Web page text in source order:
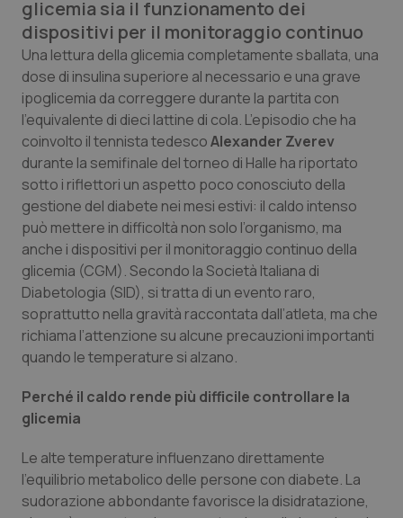
QS Pro
Professionisti Sanitari.AI
Abruzzo
Basilicata
Calabria
Campania
Emilia-Romagna
Friuli Venezia Giulia
Lazio
Lombardia
QS Pro Gold
Artrite & artrosi
Asma & BPCO
Car-T
Colesterolo & coronaropatie
Dermatite Atopica
Diabete & glucometri
Dolore
QS Club Newsletter
glicemia sia il funzionamento dei
dispositivi per il monitoraggio continuo
Una lettura della glicemia completamente sballata, una
dose di insulina superiore al necessario e una grave
ipoglicemia da correggere durante la partita con
l’equivalente di dieci lattine di cola. L’episodio che ha
coinvolto il tennista tedescoAlexander Zverev
durante la semifinale del torneo di Halle ha riportato
sotto i riflettori un aspetto poco conosciuto della
gestione del diabete nei mesi estivi: il caldo intenso
può mettere in difficoltà non solo l’organismo, ma
anche i dispositivi per il monitoraggio continuo della
glicemia (CGM). Secondo la Società Italiana di
Diabetologia (SID), si tratta di un evento raro,
soprattutto nella gravità raccontata dall’atleta, ma che
richiama l’attenzione su alcune precauzioni importanti
quando le temperature si alzano.
Perché il caldo rende più difficile controllare la
glicemia
Le alte temperature influenzano direttamente
l’equilibrio metabolico delle persone con diabete. La
sudorazione abbondante favorisce la disidratazione,